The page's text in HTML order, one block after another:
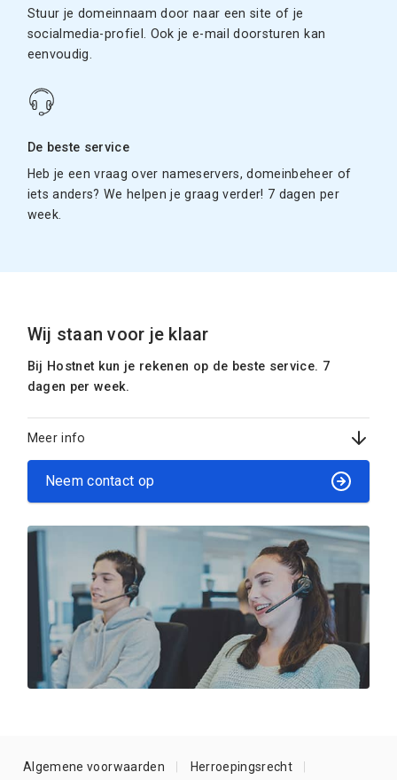
Stuur je domeinnaam door naar een site of je
socialmedia-profiel. Ook je e-mail doorsturen kan
eenvoudig.
De beste service
Heb je een vraag over nameservers, domeinbeheer of
iets anders? We helpen je graag verder! 7 dagen per
week.
Wij staan voor je klaar
Bij Hostnet kun je rekenen op de beste service. 7
dagen per week.
Meer info
Neem contact op
Algemene voorwaarden Herroepingsrecht